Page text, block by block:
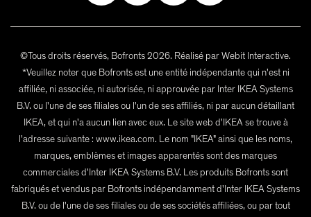
©Tous droits réservés, Bofronts 2026. Réalisé par Webit Interactive.
*Veuillez noter que Bofronts est une entité indépendante qui n'est ni
affiliée, ni associée, ni autorisée, ni approuvée par Inter IKEA Systems
B.V. ou l'une de ses filiales ou l'un de ses affiliés, ni par aucun détaillant
IKEA, et qui n'a aucun lien avec eux. Le site web d'IKEA se trouve à
l'adresse suivante : www.ikea.com. Le nom "IKEA" ainsi que les noms,
marques, emblèmes et images apparentés sont des marques
commerciales d'Inter IKEA Systems B.V. Les produits Bofronts sont
fabriqués et vendus par Bofronts indépendamment d'Inter IKEA Systems
B.V. ou de l'une de ses filiales ou de ses sociétés affiliées, ou par tout